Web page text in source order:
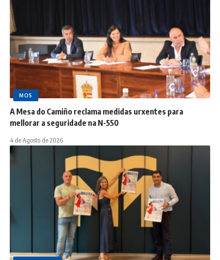
MOS
A Mesa do Camiño reclama medidas urxentes para
mellorar a seguridade na N-550
4 de Agosto de 2026